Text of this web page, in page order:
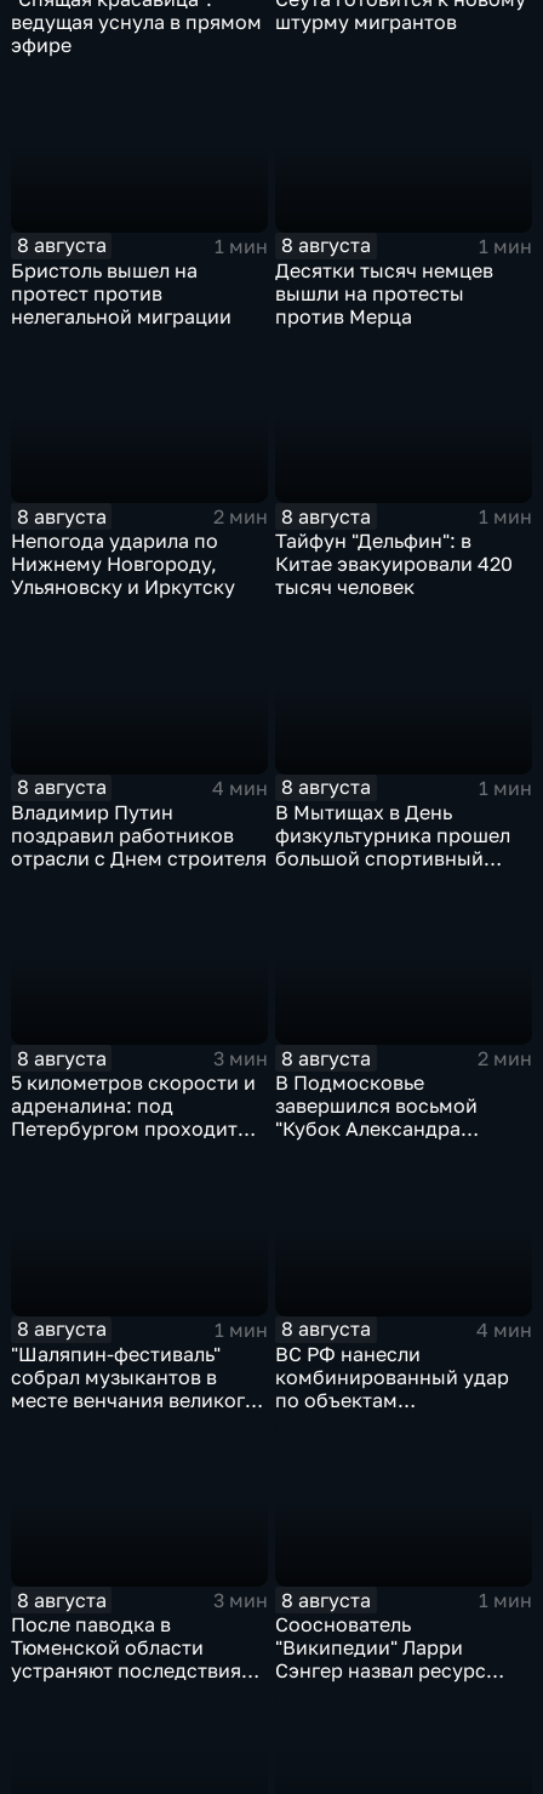
ведущая уснула в прямом
эфире
штурму мигрантов
8 августа
1 мин
Бристоль вышел на
протест против
нелегальной миграции
8 августа
1 мин
Десятки тысяч немцев
вышли на протесты
против Мерца
8 августа
2 мин
Непогода ударила по
Нижнему Новгороду,
Ульяновску и Иркутску
8 августа
1 мин
Тайфун "Дельфин": в
Китае эвакуировали 420
тысяч человек
8 августа
4 мин
Владимир Путин
поздравил работников
отрасли с Днем строителя
8 августа
1 мин
В Мытищах в День
физкультурника прошел
большой спортивный
8 августа
3 мин
5 километров скорости и
адреналина: под
Петербургом проходит
8 августа
2 мин
В Подмосковье
завершился восьмой
"Кубок Александра
8 августа
1 мин
"Шаляпин‑фестиваль"
собрал музыкантов в
месте венчания великого
8 августа
4 мин
ВС РФ нанесли
комбинированный удар
по объектам
8 августа
3 мин
После паводка в
Тюменской области
устраняют последствия
8 августа
1 мин
Сооснователь
"Википедии" Ларри
Сэнгер назвал ресурс